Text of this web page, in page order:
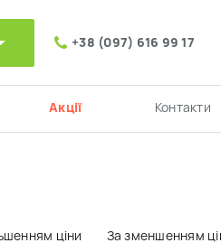
+38 (097) 616 99 17
Акції Контакти
ціни За зменшенням